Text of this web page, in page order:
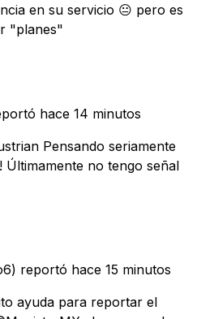
en su servicio 😐 pero es
"planes"
hace 14 minutos
Pensando seriamente
Últimamente no tengo señal
reportó hace 15 minutos
ayuda para reportar el